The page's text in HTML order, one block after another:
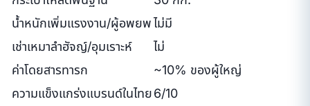
น้ำหนักเพิ่มแรงงาน/ผู้อพยพไม่มี
เช่าเหมาลำฮัจญ์/อุมเราะห์
ไม่
ค่าโดยสารทารก
~10% ของผู้ใหญ่
ความแข็งแกร่งแบรนด์ในไทย6/10